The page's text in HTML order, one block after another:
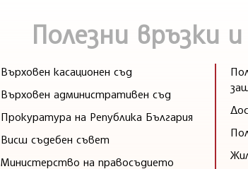
Полезни връзки
Върховен касационен съд
Върховен административен съд
Прокуратура на Република България
Висш съдебен съвет
Министерство на правосъдието